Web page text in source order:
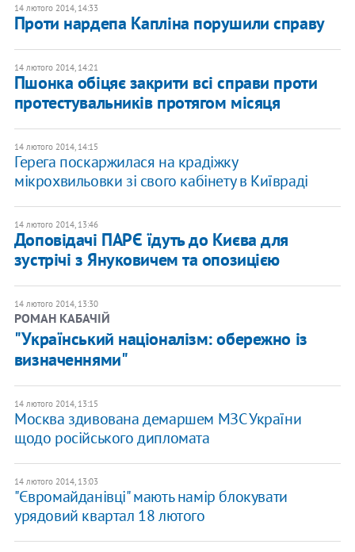
14 лютого 2014, 14:33
Проти нардепа Капліна порушили справу
14 лютого 2014, 14:21
Пшонка обіцяє закрити всі справи проти
протестувальників протягом місяця
14 лютого 2014, 14:15
Герега поскаржилася на крадіжку
мікрохвильовки зі свого кабінету в Київраді
14 лютого 2014, 13:46
Доповідачі ПАРЄ їдуть до Києва для
зустрічі з Януковичем та опозицією
14 лютого 2014, 13:30
РОМАН КАБАЧІЙ
"Український націоналізм: обережно із
визначеннями"
14 лютого 2014, 13:15
Москва здивована демаршем МЗС України
щодо російського дипломата
14 лютого 2014, 13:03
"Євромайданівці" мають намір блокувати
урядовий квартал 18 лютого